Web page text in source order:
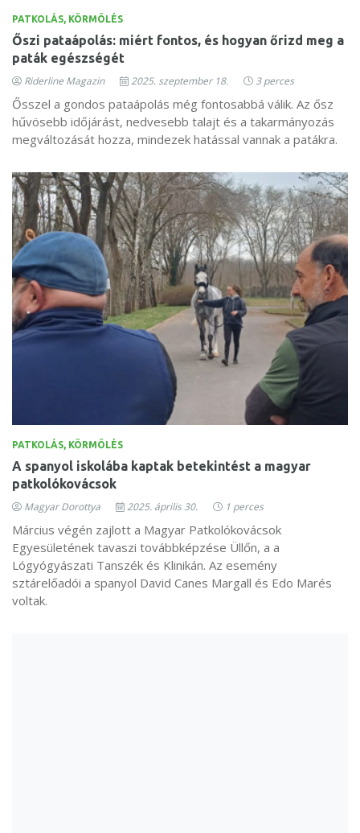
PATKOLÁS, KÖRMÖLÉS
Őszi pataápolás: miért fontos, és hogyan őrizd meg a
paták egészségét
Riderline Magazin 2025. szeptember 18. 3 perces
Ősszel a gondos pataápolás még fontosabbá válik. Az ősz
hűvösebb időjárást, nedvesebb talajt és a takarmányozás
megváltozását hozza, mindezek hatással vannak a patákra.
PATKOLÁS, KÖRMÖLÉS
A spanyol iskolába kaptak betekintést a magyar
patkolókovácsok
Magyar Dorottya 2025. április 30. 1 perces
Március végén zajlott a Magyar Patkolókovácsok
Egyesületének tavaszi továbbképzése Üllőn, a a
Lógyógyászati Tanszék és Klinikán. Az esemény
sztárelőadói a spanyol David Canes Margall és Edo Marés
voltak.